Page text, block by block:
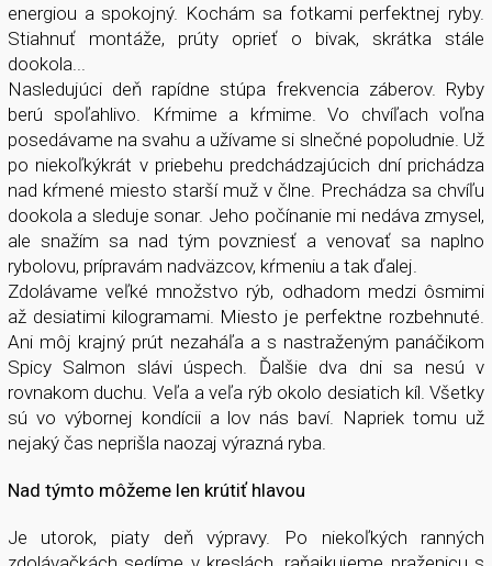
energiou a spokojný. Kochám sa fotkami perfektnej ryby.
Stiahnuť montáže, prúty oprieť o bivak, skrátka stále
dookola...
Nasledujúci deň rapídne stúpa frekvencia záberov. Ryby
berú spoľahlivo. Kŕmime a kŕmime. Vo chvíľach voľna
posedávame na svahu a užívame si slnečné popoludnie. Už
po niekoľkýkrát v priebehu predchádzajúcich dní prichádza
nad kŕmené miesto starší muž v člne. Prechádza sa chvíľu
dookola a sleduje sonar. Jeho počínanie mi nedáva zmysel,
ale snažím sa nad tým povzniesť a venovať sa naplno
rybolovu, prípravám nadväzcov, kŕmeniu a tak ďalej.
Zdolávame veľké množstvo rýb, odhadom medzi ôsmimi
až desiatimi kilogramami. Miesto je perfektne rozbehnuté.
Ani môj krajný prút nezaháľa a s nastraženým panáčikom
Spicy Salmon slávi úspech. Ďalšie dva dni sa nesú v
rovnakom duchu. Veľa a veľa rýb okolo desiatich kíl. Všetky
sú vo výbornej kondícii a lov nás baví. Napriek tomu už
nejaký čas neprišla naozaj výrazná ryba.
Nad týmto môžeme len krútiť hlavou
Je utorok, piaty deň výpravy. Po niekoľkých ranných